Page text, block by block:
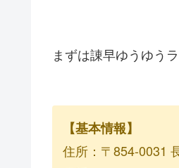
まずは諌早ゆうゆう
【基本情報】
住所：〒854-0031